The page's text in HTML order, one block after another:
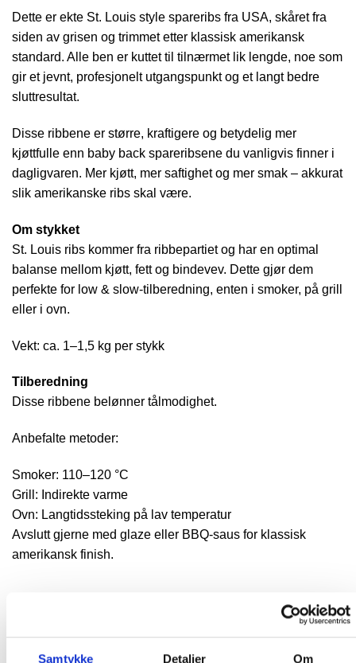
Samtykke Detaljer Om
Dette er ekte St. Louis style spareribs fra USA, skåret fra
siden av grisen og trimmet etter klassisk amerikansk
standard. Alle ben er kuttet til tilnærmet lik lengde, noe som
gir et jevnt, profesjonelt utgangspunkt og et langt bedre
sluttresultat.
Disse ribbene er større, kraftigere og betydelig mer
kjøttfulle enn baby back spareribsene du vanligvis finner i
dagligvaren. Mer kjøtt, mer saftighet og mer smak – akkurat
slik amerikanske ribs skal være.
Om stykket
St. Louis ribs kommer fra ribbepartiet og har en optimal
balanse mellom kjøtt, fett og bindevev. Dette gjør dem
perfekte for low & slow-tilberedning, enten i smoker, på grill
eller i ovn.
Vekt: ca. 1–1,5 kg per stykk
Tilberedning
Disse ribbene belønner tålmodighet.
Anbefalte metoder:
Smoker: 110–120 °C
Grill: Indirekte varme
Ovn: Langtidssteking på lav temperatur
Avslutt gjerne med glaze eller BBQ-saus for klassisk
amerikansk finish.